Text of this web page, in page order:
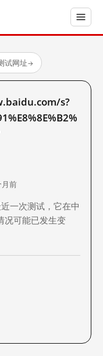
试网址→
s?
月前
一次测试，它在中
况可能已发生变